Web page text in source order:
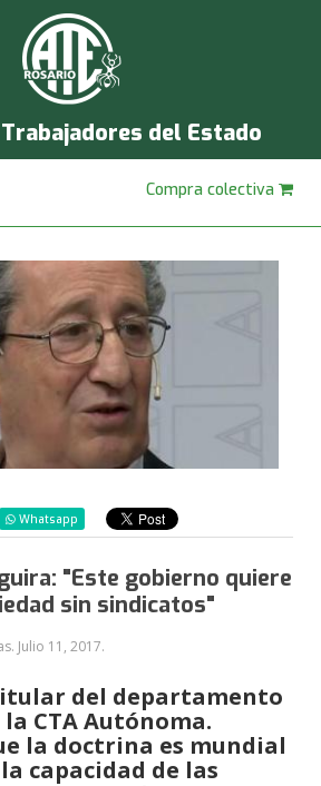
del Estado
Compra colectiva
Whatsapp
"Este gobierno quiere
sin sindicatos"
Julio 11, 2017.
del departamento
CTA Autónoma.
la doctrina es mundial
capacidad de las